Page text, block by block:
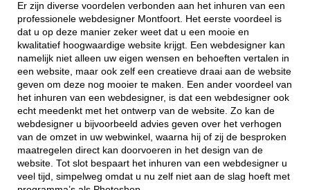
Er zijn diverse voordelen verbonden aan het inhuren van een
professionele webdesigner Montfoort. Het eerste voordeel is
dat u op deze manier zeker weet dat u een mooie en
kwalitatief hoogwaardige website krijgt. Een webdesigner kan
namelijk niet alleen uw eigen wensen en behoeften vertalen in
een website, maar ook zelf een creatieve draai aan de website
geven om deze nog mooier te maken. Een ander voordeel van
het inhuren van een webdesigner, is dat een webdesigner ook
echt meedenkt met het ontwerp van de website. Zo kan de
webdesigner u bijvoorbeeld advies geven over het verhogen
van de omzet in uw webwinkel, waarna hij of zij de besproken
maatregelen direct kan doorvoeren in het design van de
website. Tot slot bespaart het inhuren van een webdesigner u
veel tijd, simpelweg omdat u nu zelf niet aan de slag hoeft met